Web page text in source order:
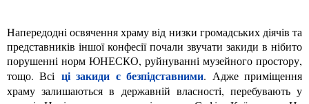
Напередодні освячення храму від низки громадських діячів та
представників іншої конфесії почали звучати закиди в нібито
порушенні норм ЮНЕСКО, руйнуванні музейного простору,
тощо. Всі ці закиди є безпідставними. Адже приміщення
храму залишаються в державній власності, перебувають у